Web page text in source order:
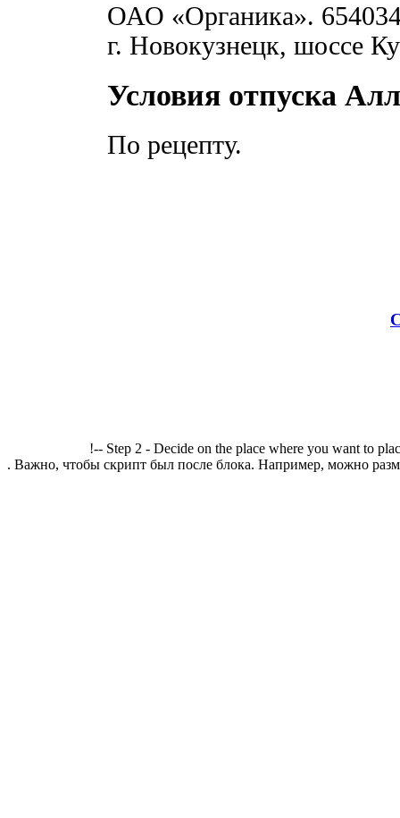
ОАО «Органика».
г. Новокузнецк, шоссе
Условия отпуска
По рецепту.
!-- Step 2 - Decide on the place where you want to
. Важно, чтобы скрипт был после блока. Например, можно